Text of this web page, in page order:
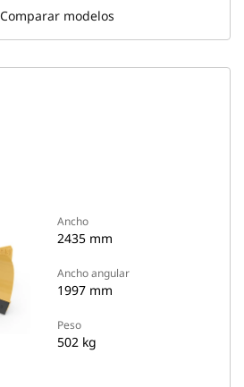
Comparar modelos
Ancho
2435 mm
Ancho angular
1997 mm
Peso
502 kg